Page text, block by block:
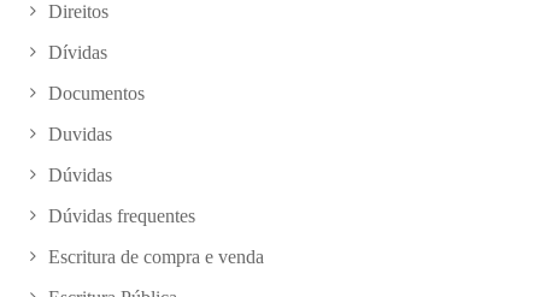
Direitos
Dívidas
Documentos
Duvidas
Dúvidas
Dúvidas frequentes
Escritura de compra e venda